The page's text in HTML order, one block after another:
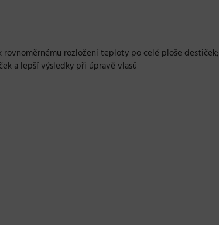
rozložení teploty po celé ploše destiček;
a lepší výsledky při úpravě vlasů